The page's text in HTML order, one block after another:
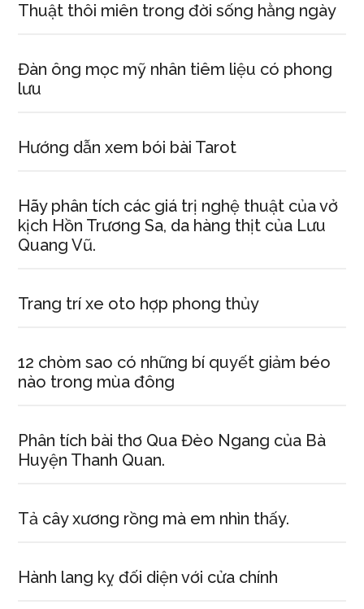
Thuật thôi miên trong đời sống hằng ngày
Đàn ông mọc mỹ nhân tiêm liệu có phong
lưu
Hướng dẫn xem bói bài Tarot
Hãy phân tích các giá trị nghệ thuật của vở
kịch Hồn Trương Sa, da hàng thịt của Lưu
Quang Vũ.
Trang trí xe oto hợp phong thủy
12 chòm sao có những bí quyết giảm béo
nào trong mùa đông
Phân tích bài thơ Qua Đèo Ngang của Bà
Huyện Thanh Quan.
Tả cây xương rồng mà em nhìn thấy.
Hành lang kỵ đối diện với cửa chính